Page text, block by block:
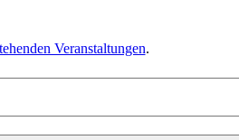
Veranstaltungen.